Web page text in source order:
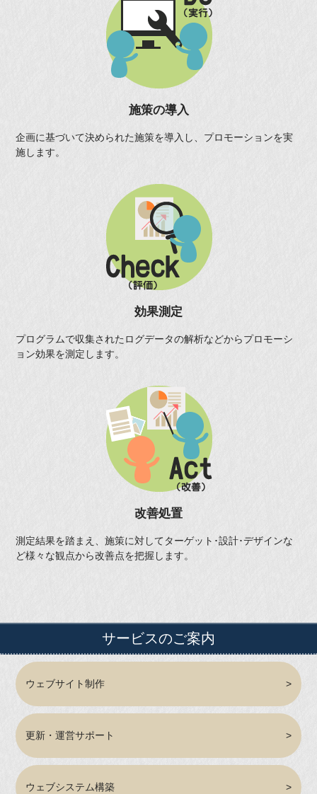
施策の導入
企画に基づいて決められた施策を導入し、プロモーションを実
施します。
効果測定
プログラムで収集されたログデータの解析などからプロモーシ
ョン効果を測定します。
改善処置
測定結果を踏まえ、施策に対してターゲット･設計･デザインな
ど様々な観点から改善点を把握します。
サービスのご案内
ウェブサイト制作
更新・運営サポート
ウェブシステム構築